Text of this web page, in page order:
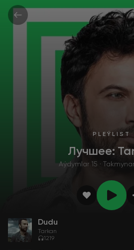
PLEÝLIST
Лучшее:
Aýdymlar 15 ·
Dudu
Tarkan
1219